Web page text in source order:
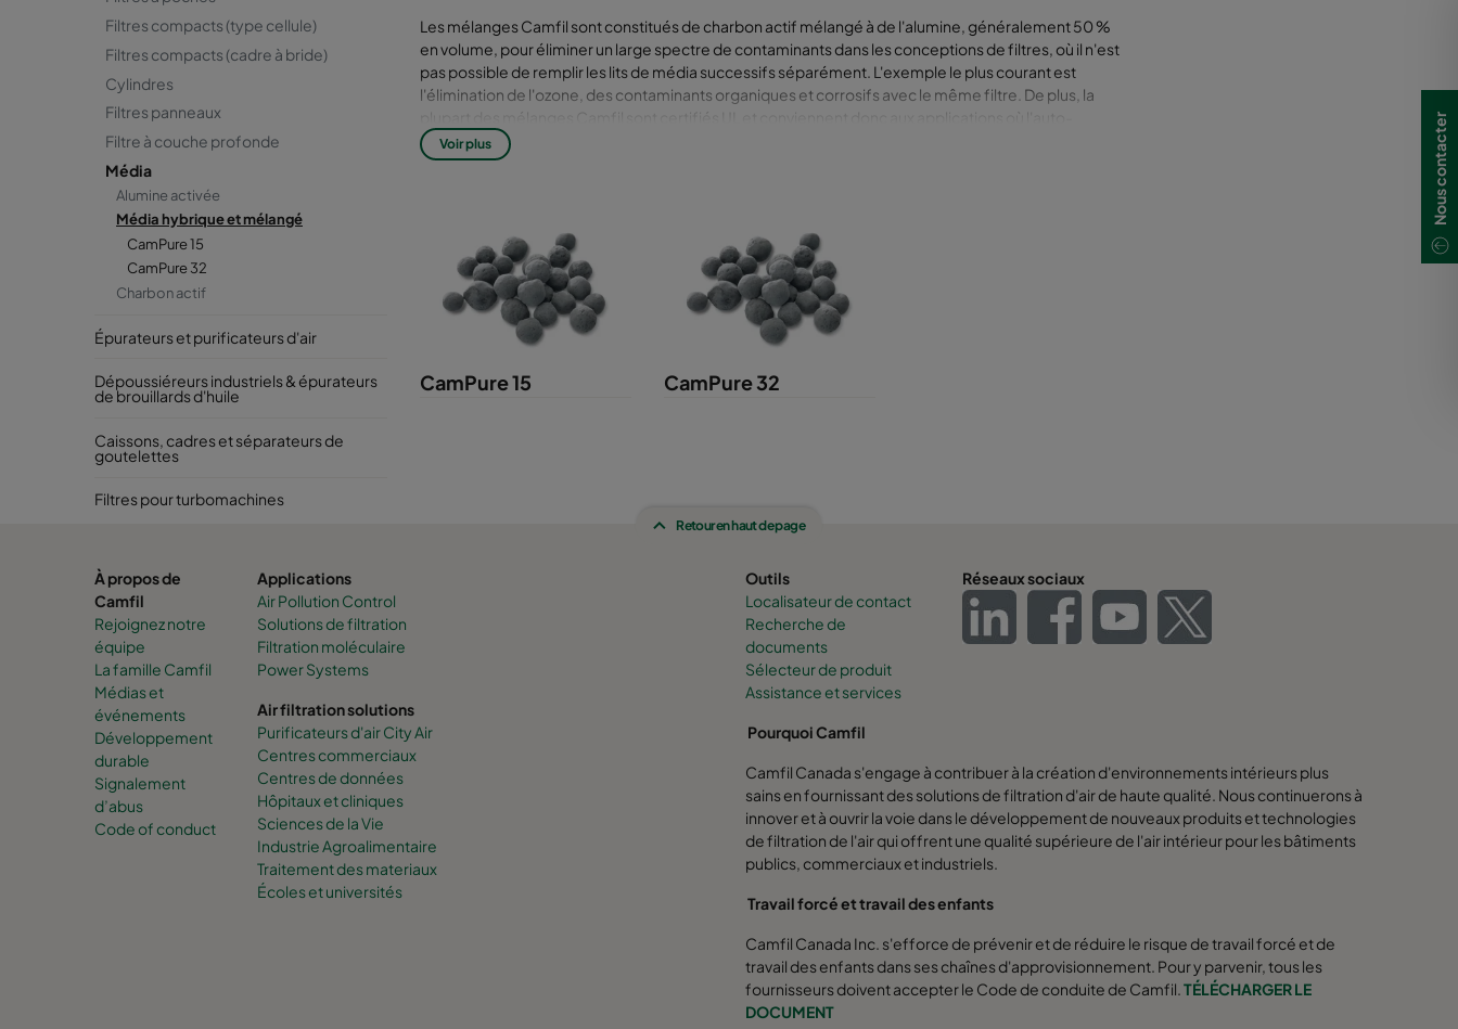
Filtres compacts (type cellule)
Filtres compacts (cadre à bride)
Cylindres
Filtres panneaux
Filtre à couche profonde
Média
Alumine activée
Média hybrique et mélangé
CamPure 15
CamPure 32
Charbon actif
Épurateurs et purificateurs d'air
Dépoussiéreurs industriels & épurateurs
de brouillards d'huile
Caissons, cadres et séparateurs de
goutelettes
Filtres pour turbomachines
Les mélanges Camfil sont constitués de charbon actif mélangé à de l'alumine, généralement 50 %
en volume, pour éliminer un large spectre de contaminants dans les conceptions de filtres, où il n'est
pas possible de remplir les lits de média successifs séparément. L'exemple le plus courant est
l'élimination de l'ozone, des contaminants organiques et corrosifs avec le même filtre. De plus, la
plupart des mélanges Camfil sont certifiés UL et conviennent donc aux applications où l'auto-
inflammation et l'inflammabilité sont un problème. Les médias hybrides Camfil sont une autre
variante de ce concept, dans lequel les poudres de carbone et d'alumine sont mélangées et
Voir plus
CamPure 15 CamPure 32
Retour en haut de page
À propos de
Camfil
Rejoignez notre
équipe
La famille Camfil
Médias et
événements
Développement
durable
Signalement
d’abus
Code of conduct
Applications
Air Pollution Control
Solutions de filtration
Filtration moléculaire
Power Systems
Air filtration solutions
Purificateurs d'air City Air
Centres commerciaux
Centres de données
Hôpitaux et cliniques
Sciences de la Vie
Industrie Agroalimentaire
Traitement des materiaux
Écoles et universités
Outils
Localisateur de contact
Recherche de
documents
Sélecteur de produit
Assistance et services
Réseaux sociaux
Pourquoi Camfil
Camfil Canada s'engage à contribuer à la création d'environnements intérieurs plus
sains en fournissant des solutions de filtration d'air de haute qualité. Nous continuerons à
innover et à ouvrir la voie dans le développement de nouveaux produits et technologies
de filtration de l'air qui offrent une qualité supérieure de l'air intérieur pour les bâtiments
publics, commerciaux et industriels.
Travail forcé et travail des enfants
Camfil Canada Inc. s'efforce de prévenir et de réduire le risque de travail forcé et de
travail des enfants dans ses chaînes d'approvisionnement. Pour y parvenir, tous les
fournisseurs doivent accepter le Code de conduite de Camfil.TÉLÉCHARGER LE
DOCUMENT
Nous contacter